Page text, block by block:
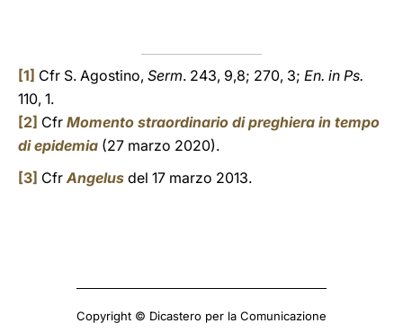
[1] Cfr S. Agostino, Serm. 243, 9,8; 270, 3; En. in Ps.
110, 1.
[2] Cfr Momento straordinario di preghiera in tempo
di epidemia (27 marzo 2020).
[3] CfrAngelus del 17 marzo 2013.
Copyright © Dicastero per la Comunicazione